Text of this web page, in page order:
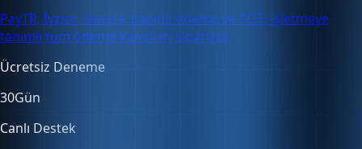
PayTR, İyzico, havale, kapıda ödeme ve POS; işletmeye
tanımlı tüm ödeme kanalları siparişte.
Ücretsiz Deneme
30Gün
Canlı Destek